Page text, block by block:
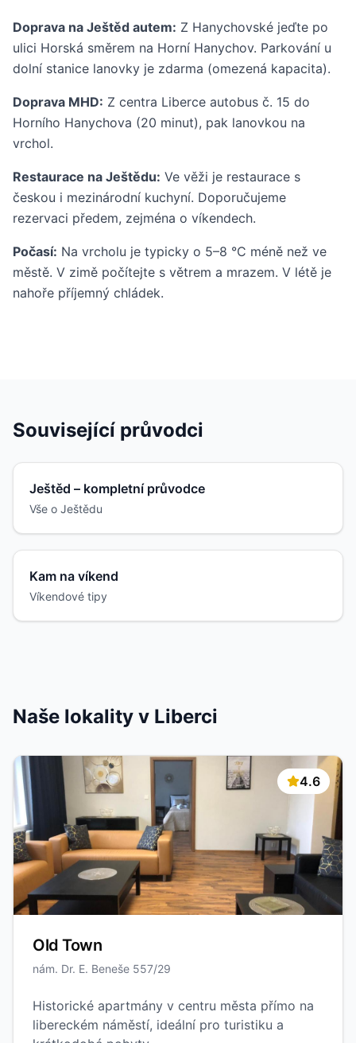
Doprava na Ještěd autem: Z Hanychovské jeďte po
ulici Horská směrem na Horní Hanychov. Parkování u
dolní stanice lanovky je zdarma (omezená kapacita).
Doprava MHD: Z centra Liberce autobus č. 15 do
Horního Hanychova (20 minut), pak lanovkou na
vrchol.
Restaurace na Ještědu: Ve věži je restaurace s
českou i mezinárodní kuchyní. Doporučujeme
rezervaci předem, zejména o víkendech.
Počasí: Na vrcholu je typicky o 5–8 °C méně než ve
městě. V zimě počítejte s větrem a mrazem. V létě je
nahoře příjemný chládek.
Související průvodci
Ještěd – kompletní průvodce
Vše o Ještědu
Kam na víkend
Víkendové tipy
Naše lokality v Liberci
4.6
Old Town
nám. Dr. E. Beneše 557/29
Historické apartmány v centru města přímo na
libereckém náměstí, ideální pro turistiku a